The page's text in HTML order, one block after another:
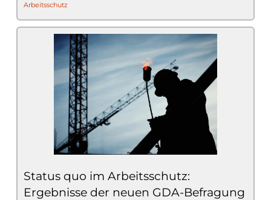
Arbeitsschutz
Status quo im Arbeitsschutz:
Ergebnisse der neuen GDA-Befragung